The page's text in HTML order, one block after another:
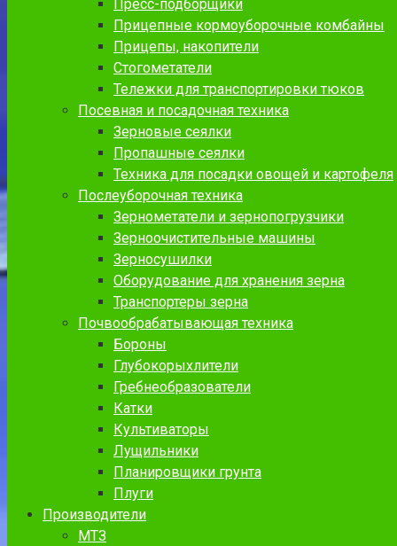
Пресс-подборщики
Прицепные кормоуборочные комбайны
Прицепы, накопители
Стогометатели
Тележки для транспортировки тюков
Посевная и посадочная техника
Зерновые сеялки
Пропашные сеялки
Техника для посадки овощей и картофеля
Послеуборочная техника
Зернометатели и зернопогрузчики
Зерноочистительные машины
Зерносушилки
Оборудование для хранения зерна
Транспортеры зерна
Почвообрабатывающая техника
Бороны
Глубокорыхлители
Гребнеобразователи
Катки
Культиваторы
Лущильники
Планировщики грунта
Плуги
Производители
МТЗ